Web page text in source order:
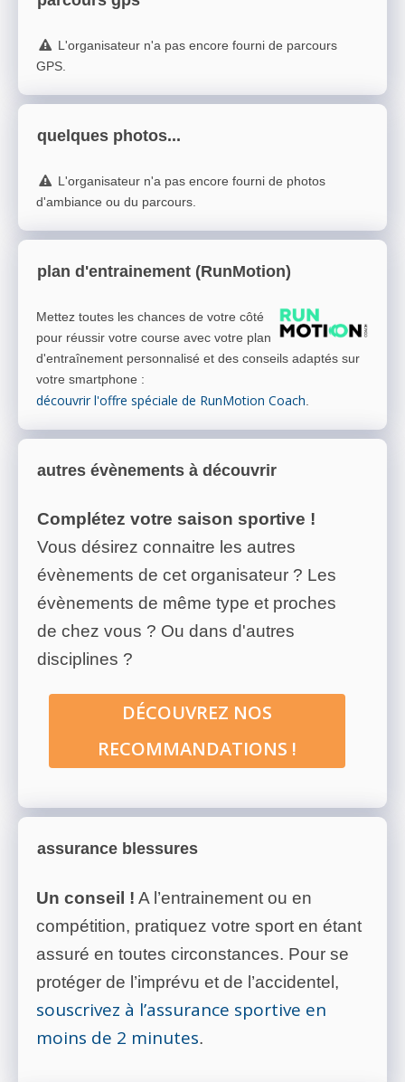
L'organisateur n'a pas encore fourni de parcours
GPS.
quelques photos...
L'organisateur n'a pas encore fourni de photos
d'ambiance ou du parcours.
plan d'entrainement (RunMotion)
Mettez toutes les chances de votre côté
pour réussir votre course avec votre plan
d'entraînement personnalisé et des conseils adaptés sur
votre smartphone :
découvrir l'offre spéciale de RunMotion Coach
autres évènements à découvrir
Complétez votre saison sportive !
Vous désirez connaitre les autres
évènements de cet organisateur ? Les
évènements de même type et proches
de chez vous ? Ou dans d'autres
disciplines ?
DÉCOUVREZ NOS
RECOMMANDATIONS !
assurance blessures
Un conseil ! A l’entrainement ou en
compétition, pratiquez votre sport en étant
assuré en toutes circonstances. Pour se
protéger de l’imprévu et de l’accidentel,
souscrivez à l’assurance sportive en
moins de 2 minutes.